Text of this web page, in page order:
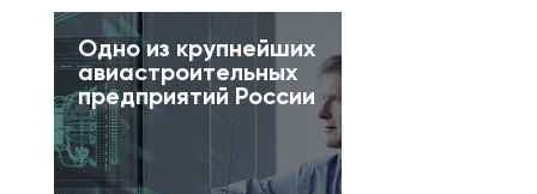
Одно из крупнейших
авиастроительных
предприятий России